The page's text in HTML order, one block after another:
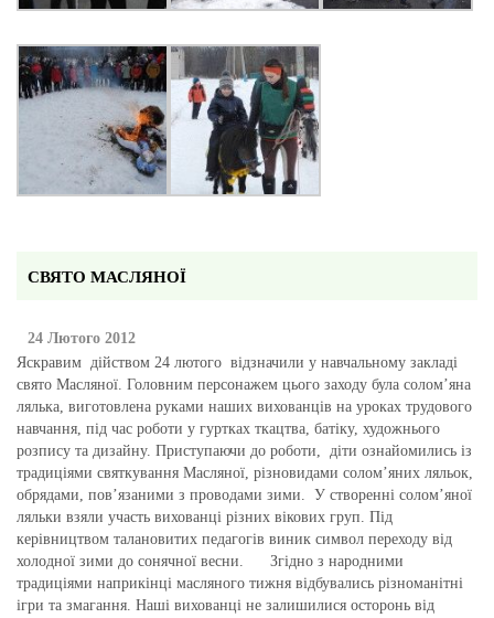
СВЯТО МАСЛЯНОЇ
24 Лютого 2012
Яскравим дійством 24 лютого відзначили у навчальному закладі
свято Масляної. Головним персонажем цього заходу була солом’яна
лялька, виготовлена руками наших вихованців на уроках трудового
навчання, під час роботи у гуртках ткацтва, батіку, художнього
розпису та дизайну. Приступаючи до роботи, діти ознайомились із
традиціями святкування Масляної, різновидами солом’яних ляльок,
обрядами, пов’язаними з проводами зими. У створенні солом’яної
ляльки взяли участь вихованці різних вікових груп. Під
керівництвом талановитих педагогів виник символ переходу від
холодної зими до сонячної весни. Згідно з народними
традиціями наприкінці масляного тижня відбувались різноманітні
ігри та змагання. Наші вихованці не залишилися осторонь від